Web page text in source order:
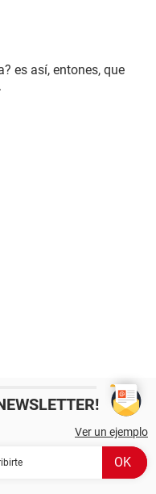
es así, entones, que
Ver un ejemplo